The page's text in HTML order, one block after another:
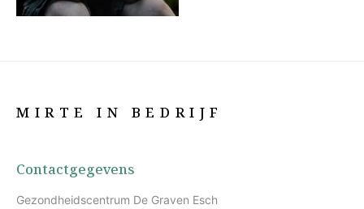
MIRTE IN BEDRIJF
Contactgegevens
Gezondheidscentrum De Graven Esch